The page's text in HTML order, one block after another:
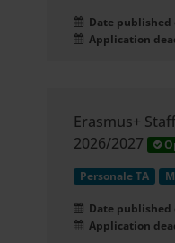
Date published
Application
Erasmus+
2026/2027
Personale TA
Date
Application